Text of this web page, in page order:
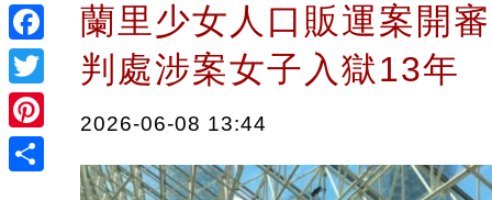
Facebook
Twitter
Pinterest
蘭里少女人口販運案開
判處涉案女子入獄13
2026-06-08 13:44